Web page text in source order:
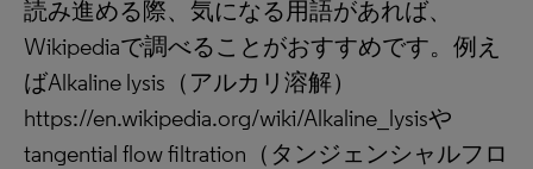
読み進める際、気になる用語があれば、
Wikipediaで調べることがおすすめです。例え
ばAlkaline lysis（アルカリ溶解）
https://en.wikipedia.org/wiki/Alkaline_lysisや
tangential flow filtration（タンジェンシャルフロ